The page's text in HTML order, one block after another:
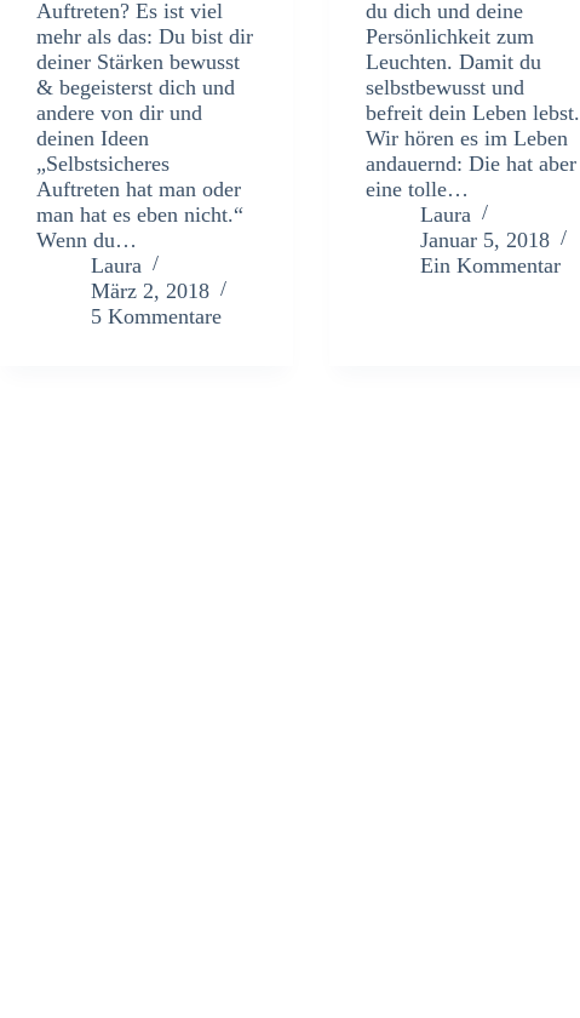
Auftreten? Es ist viel
mehr als das: Du bist dir
deiner Stärken bewusst
& begeisterst dich und
andere von dir und
deinen Ideen
„Selbstsicheres
Auftreten hat man oder
man hat es eben nicht.“
Wenn du…
Laura
März 2, 2018
5 Kommentare
du dich und deine
Persönlichkeit zum
Leuchten. Damit du
selbstbewusst und
befreit dein Leben lebst.
Wir hören es im Leben
andauernd: Die hat aber
eine tolle…
Laura
Januar 5, 2018
Ein Kommentar